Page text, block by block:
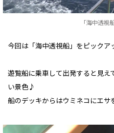
「海中透
今回は「海中透視船」をピックア
遊覧船に乗車して出発すると見え
い景色♪
船のデッキからはウミネコにエサ